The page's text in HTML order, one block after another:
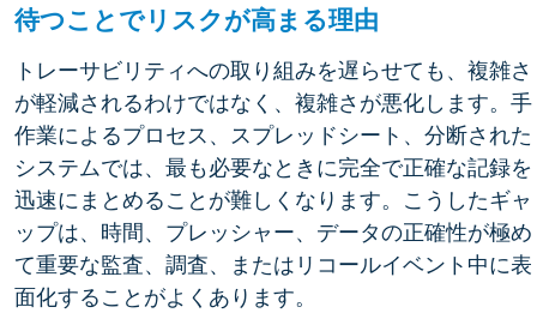
待つことでリスクが高まる理由
トレーサビリティへの取り組みを遅らせても、複雑さ
が軽減されるわけではなく、複雑さが悪化します。手
作業によるプロセス、スプレッドシート、分断された
システムでは、最も必要なときに完全で正確な記録を
迅速にまとめることが難しくなります。こうしたギャ
ップは、時間、プレッシャー、データの正確性が極め
て重要な監査、調査、またはリコールイベント中に表
面化することがよくあります。